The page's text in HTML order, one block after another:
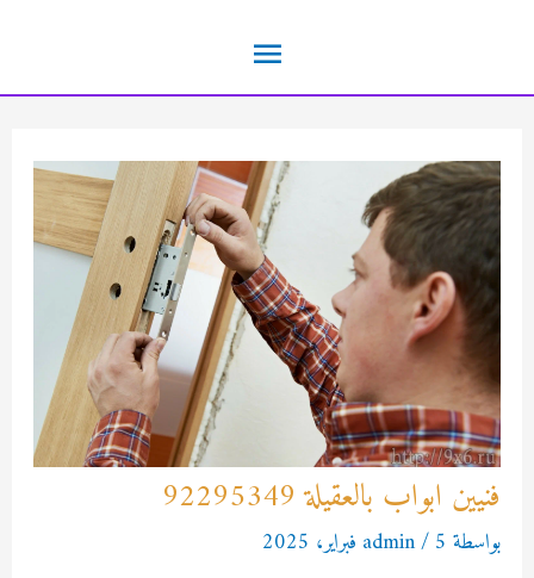
المحتوى
القائمة
الرئيسية
فنيين ابواب بالعقيلة 92295349
بواسطة admin/5 فبراير، 2025